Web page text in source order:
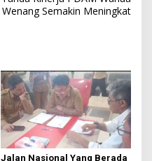
Wenang Semakin Meningkat
Jalan Nasional Yang Berada